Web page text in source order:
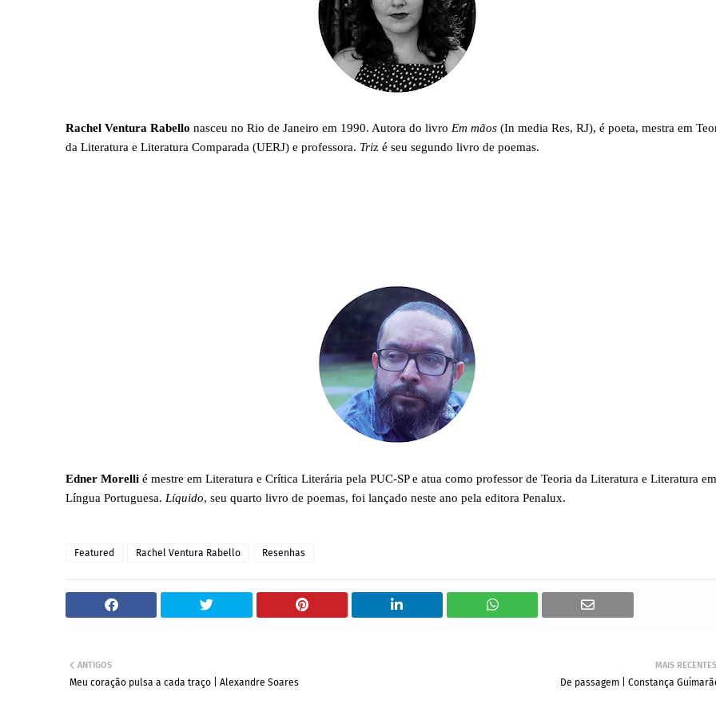
Rachel Ventura Rabello nasceu no Rio de Janeiro em 1990. Autora do livro Em mãos (In media Res, RJ), é poeta, mestra em
da Literatura e Literatura Comparada (UERJ) e professora. Triz é seu segundo livro de poemas.
Edner Morelli é mestre em Literatura e Crítica Literária pela PUC-SP e atua como professor de Teoria da Literatura e Literatura em
Língua Portuguesa. Líquido, seu quarto livro de poemas, foi lançado neste ano pela editora Penalux.
Featured Rachel Ventura Rabello Resenhas
MAIS RECENTES
De passagem | Constança
ANTIGOS
Meu coração pulsa a cada traço | Alexandre Soares